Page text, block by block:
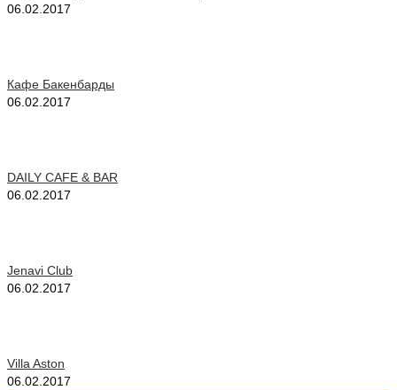
06.02.2017
Кафе Бакенбарды
06.02.2017
DAILY CAFE & BAR
06.02.2017
Jenavi Club
06.02.2017
Villa Aston
06.02.2017